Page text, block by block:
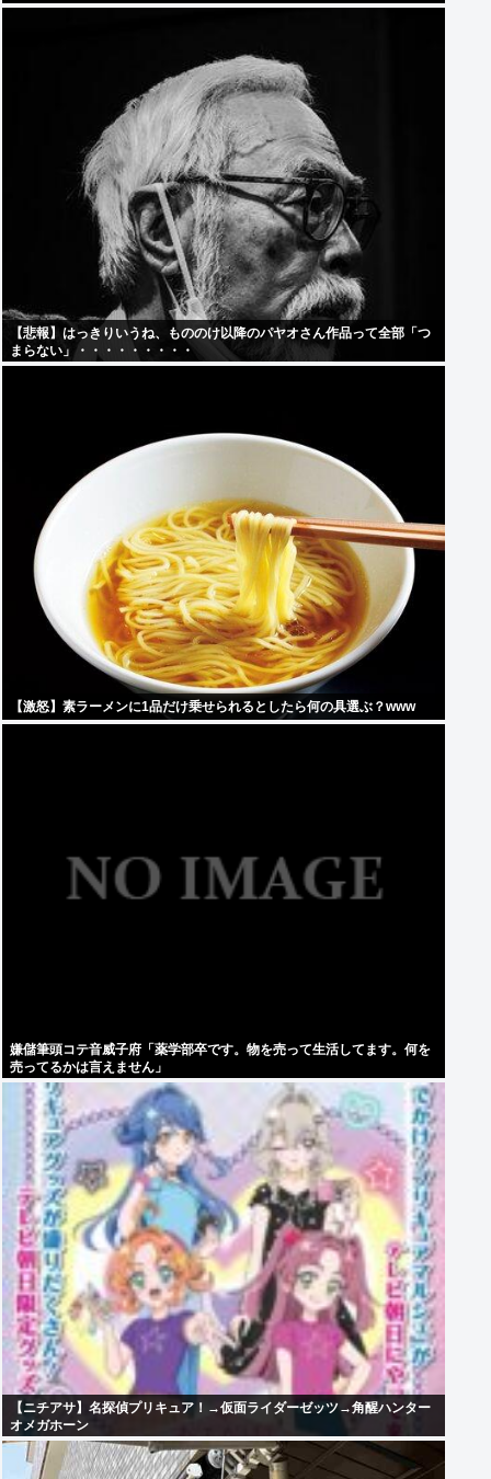
【悲報】はっきりいうね、もののけ以降のパヤオさん作品って全部「つ
まらない」・・・・・・・・・
【激怒】素ラーメンに1品だけ乗せられるとしたら何の具選ぶ？www
嫌儲筆頭コテ音威子府「薬学部卒です。物を売って生活してます。何を
売ってるかは言えません」
【ニチアサ】名探偵プリキュア！→仮面ライダーゼッツ→角醒ハンター
オメガホーン